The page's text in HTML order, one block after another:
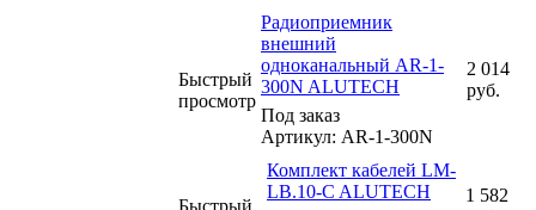
Быстрый
просмотр
Радиоприемник
внешний
одноканальный AR-1-
300N ALUTECH
Под заказ
Артикул: AR-1-300N
2 014
руб.
Быстрый
Комплект кабелей LM-
LB.10-C ALUTECH
1 582